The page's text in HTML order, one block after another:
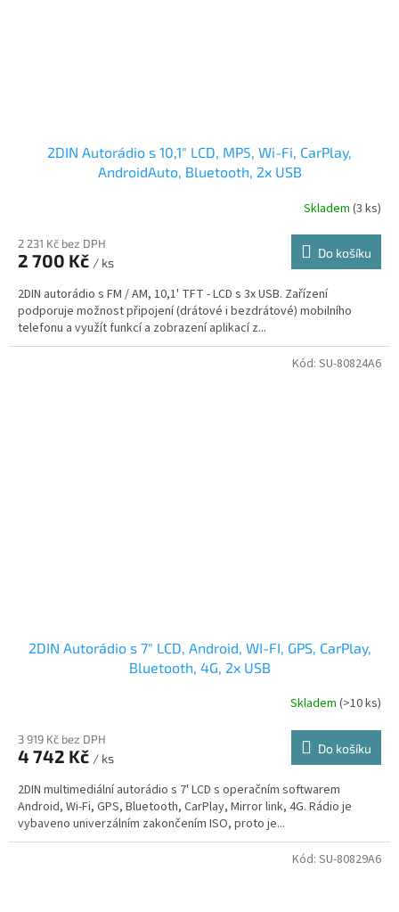
2DIN Autorádio s 10,1" LCD, MP5, Wi-Fi, CarPlay,
AndroidAuto, Bluetooth, 2x USB
Skladem (3 ks)
2 231 Kč bez DPH
2 700 Kč / ks
Do košíku
2DIN autorádio s FM / AM, 10,1' TFT - LCD s 3x USB. Zařízení
podporuje možnost připojení (drátové i bezdrátové) mobilního
telefonu a využít funkcí a zobrazení aplikací z...
2DIN Autorádio s 7" LCD, Android, WI-FI, GPS, CarPlay,
Bluetooth, 4G, 2x USB
Skladem (>10 ks)
3 919 Kč bez DPH
4 742 Kč / ks
Do košíku
2DIN multimediální autorádio s 7' LCD s operačním softwarem
Android, Wi-Fi, GPS, Bluetooth, CarPlay, Mirror link, 4G. Rádio je
vybaveno univerzálním zakončením ISO, proto je...
Kód: SU-80824A6
Kód: SU-80829A6